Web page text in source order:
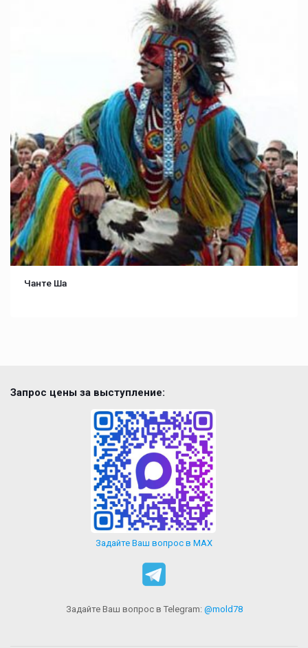
Чанте Ша
Запрос цены за выступление:
Задайте Ваш вопрос в MAX
Задайте Ваш вопрос в Telegram: @mold78